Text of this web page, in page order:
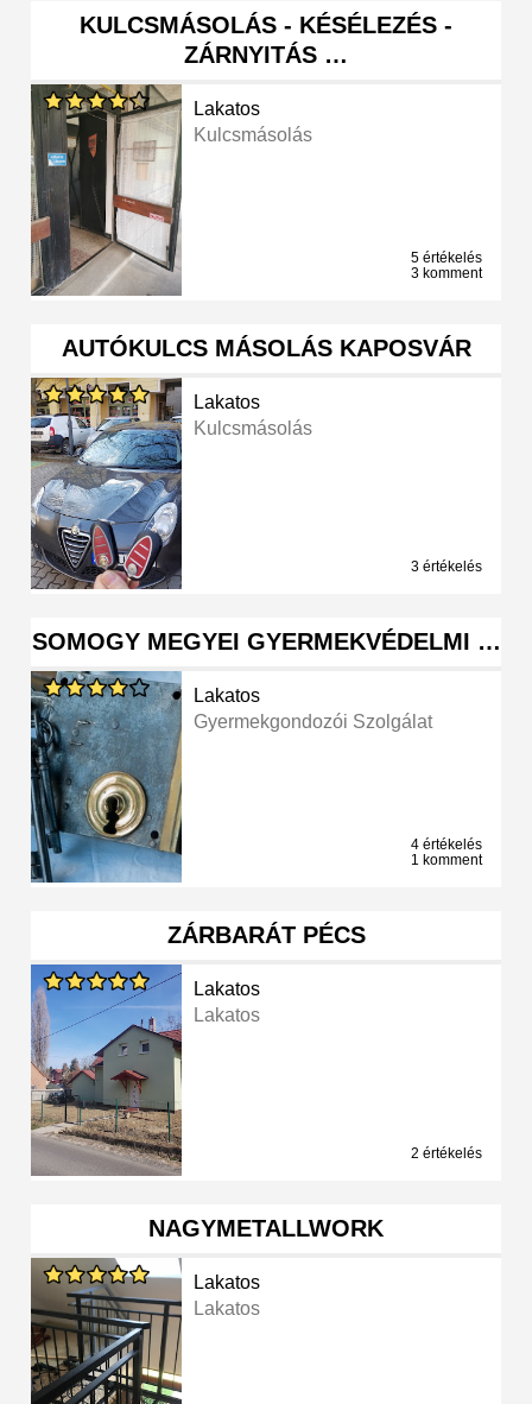
KULCSMÁSOLÁS - KÉSÉLEZÉS -
ZÁRNYITÁS …
Lakatos
Kulcsmásolás
5 értékelés
3 komment
AUTÓKULCS MÁSOLÁS KAPOSVÁR
Lakatos
Kulcsmásolás
3 értékelés
SOMOGY MEGYEI GYERMEKVÉDELMI …
Lakatos
Gyermekgondozói Szolgálat
4 értékelés
1 komment
ZÁRBARÁT PÉCS
Lakatos
Lakatos
2 értékelés
NAGYMETALLWORK
Lakatos
Lakatos